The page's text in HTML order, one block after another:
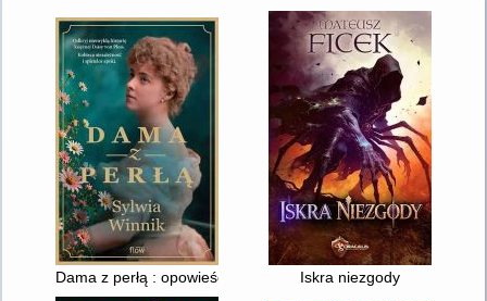
Dama z perłą : opowieść o księżnej Daisy Hochberg von Pless
Iskra niezgody